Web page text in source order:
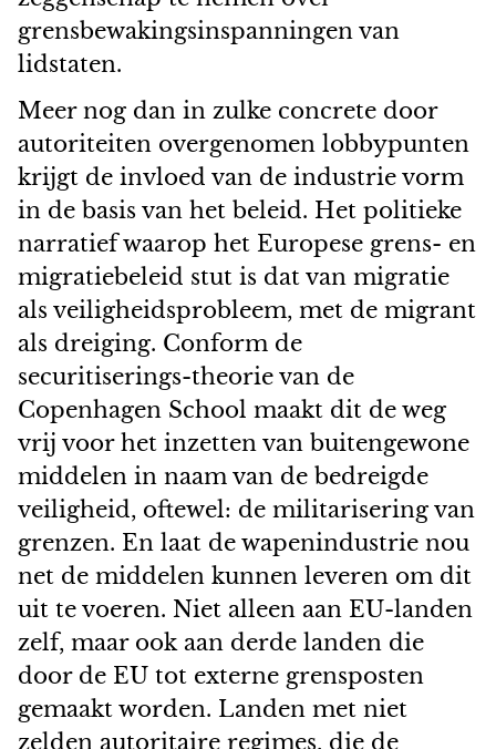
grensbewakingsinspanningen van
lidstaten.
Meer nog dan in zulke concrete door
autoriteiten overgenomen lobbypunten
krijgt de invloed van de industrie vorm
in de basis van het beleid. Het politieke
narratief waarop het Europese grens- en
migratiebeleid stut is dat van migratie
als veiligheidsprobleem, met de migrant
als dreiging. Conform de
securitiserings-theorie van de
Copenhagen School maakt dit de weg
vrij voor het inzetten van buitengewone
middelen in naam van de bedreigde
veiligheid, oftewel: de militarisering van
grenzen. En laat de wapenindustrie nou
net de middelen kunnen leveren om dit
uit te voeren. Niet alleen aan EU-landen
zelf, maar ook aan derde landen die
door de EU tot externe grensposten
gemaakt worden. Landen met niet
zelden autoritaire regimes, die de